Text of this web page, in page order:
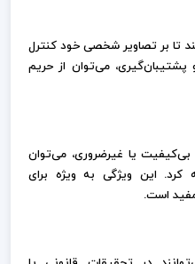
تا بر تصاویر شخصی خود کنترل
پشتیبان‌گیری، می‌توان از حریم
بی‌کیفیت یا غیرضروری، می‌توان
این ویژگی به ویژه برای
است.